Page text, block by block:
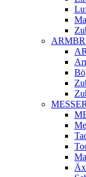
MESSER